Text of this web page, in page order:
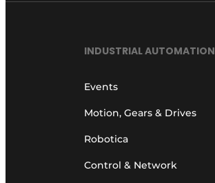
INDUSTRIAL AUTOMATION
Events
Motion, Gears & Drives
Robotica
Control & Network